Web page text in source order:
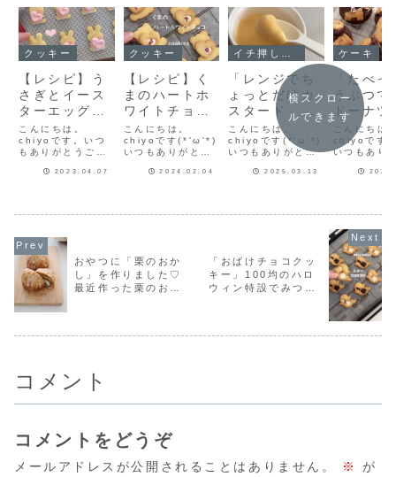
クッキー
【レシピ】う
さぎとイース
ターエッグの
🥚ハートマシ
ュマロクッキ
ー♥
こんにちは。
chiyoです。いつ
もありがとうござ
ぐイースター♪今年
ッキーのレシピを
紹介します♡作り
方動画をインスタ
のリールにあげて
います...
2023.04.07
クッキー
【レシピ】く
まのハートホ
ワイトチョコ
クッキー♡ち
ょっと大きめ
が可愛いくま
クッキー♡バ
こんにちは。
chiyoです(*'ω'*)
いつもありがとう
リアさんで購入し
はハート型でアレ
ンジして、「くま
のハートホワイト
チョ...
2024.02.04
「レンジでち
ょっとだけカ
スタード」電
子レンジで簡
単♡つやつや
とろりんカス
タードクリー
こんにちは。
chiyoです(*'ω'*)
いつもありがとう
ードクリームがち
作れちゃいますよ♪
インスタに作り方
動画があるわよか
っ...
2025.03.13
ケーキ
「たべ
うぶつで
ドーナツ
ットケ
ックスで
♡楽しい
ドーナ
こんにちは
chiyoです
いつもあり
ーナツに「
へのリンク
ています。
「たべっ子
つで焼きド
ツ」娘のお
出してみた
横スクロー
ルできます
おやつに「栗のおか
し」を作りました♡
最近作った栗のおか
「おばけチョコクッ
キー」100均のハロ
ウィン特設でみつけ
コメント
コメントをどうぞ
メールアドレスが公開されることはありません。 ※
が